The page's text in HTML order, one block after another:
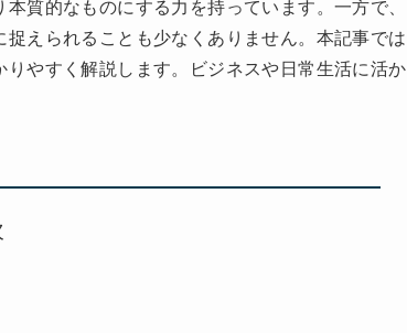
質的なものにする力を持っています。一方で、
えられることも少なくありません。本記事では
やすく解説します。ビジネスや日常生活に活か